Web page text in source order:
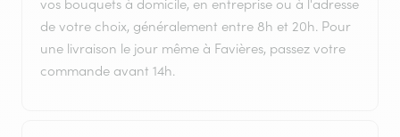
vos bouquets à domicile, en entreprise ou à l'adresse
de votre choix, généralement entre 8h et 20h. Pour
une livraison le jour même à Favières, passez votre
commande avant 14h.